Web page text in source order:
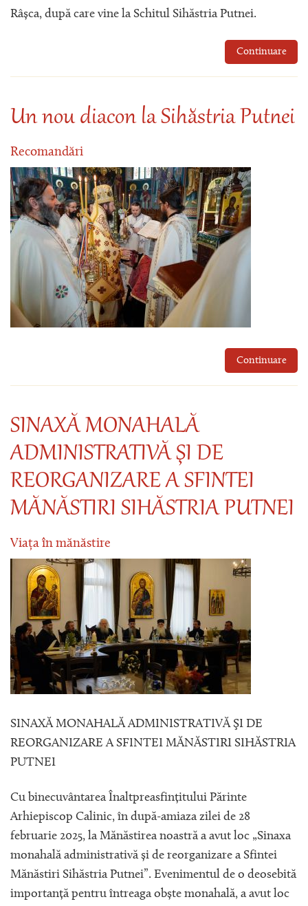
Râșca, după care vine la Schitul Sihăstria Putnei.
Continuare
Un nou diacon la Sihăstria Putnei
Recomandări
Continuare
SINAXĂ MONAHALĂ
ADMINISTRATIVĂ ŞI DE
REORGANIZARE A SFINTEI
MĂNĂSTIRI SIHĂSTRIA PUTNEI
Viața în mănăstire
SINAXĂ MONAHALĂ ADMINISTRATIVĂ ŞI DE
REORGANIZARE A SFINTEI MĂNĂSTIRI SIHĂSTRIA
PUTNEI
Cu binecuvântarea Înaltpreasfințitului Părinte
Arhiepiscop Calinic, în după-amiaza zilei de 28
februarie 2025, la Mănăstirea noastră a avut loc „Sinaxa
monahală administrativă și de reorganizare a Sfintei
Mănăstiri Sihăstria Putnei”. Evenimentul de o deosebită
importanță pentru întreaga obște monahală, a avut loc